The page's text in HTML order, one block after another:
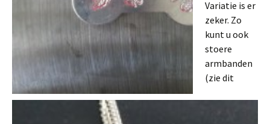
Variatie is er
zeker. Zo
kunt u ook
stoere
armbanden
(zie dit